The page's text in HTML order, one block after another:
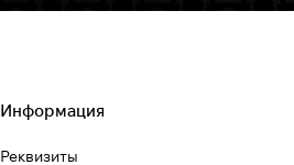
Информация
Реквизиты